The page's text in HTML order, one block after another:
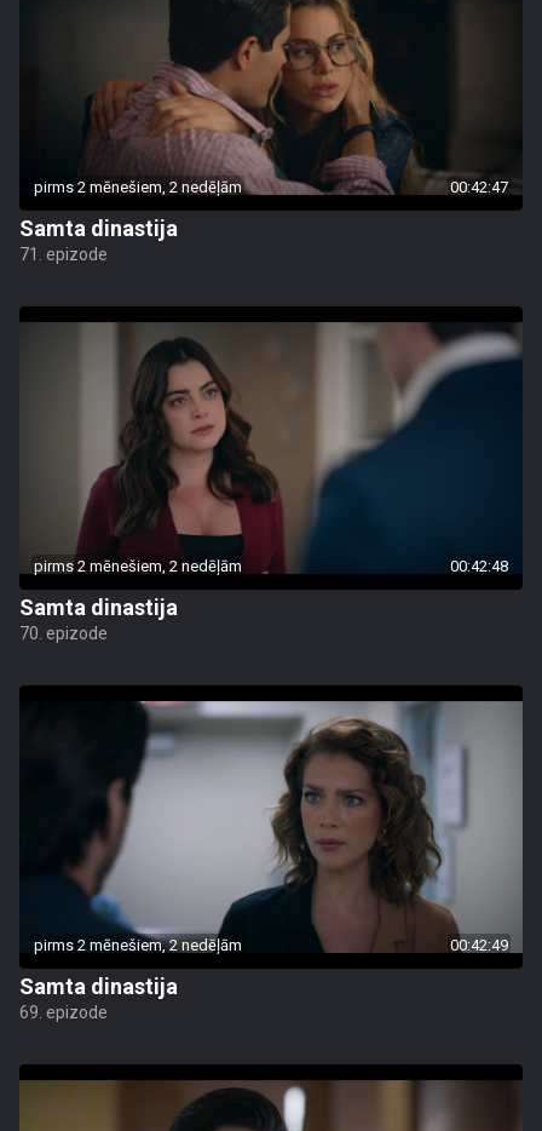
pirms 2 mēnešiem, 2 nedēļām 00:42:47
Samta dinastija
71. epizode
pirms 2 mēnešiem, 2 nedēļām 00:42:48
Samta dinastija
70. epizode
pirms 2 mēnešiem, 2 nedēļām 00:42:49
Samta dinastija
69. epizode